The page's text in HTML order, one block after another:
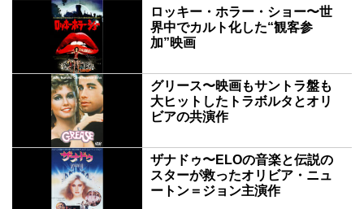
ロッキー・ホラー・ショー〜世
界中でカルト化した“観客参
加”映画
グリース〜映画もサントラ盤も
大ヒットしたトラボルタとオリ
ビアの共演作
ザナドゥ〜ELOの音楽と伝説の
スターが救ったオリビア・ニュ
ートン＝ジョン主演作